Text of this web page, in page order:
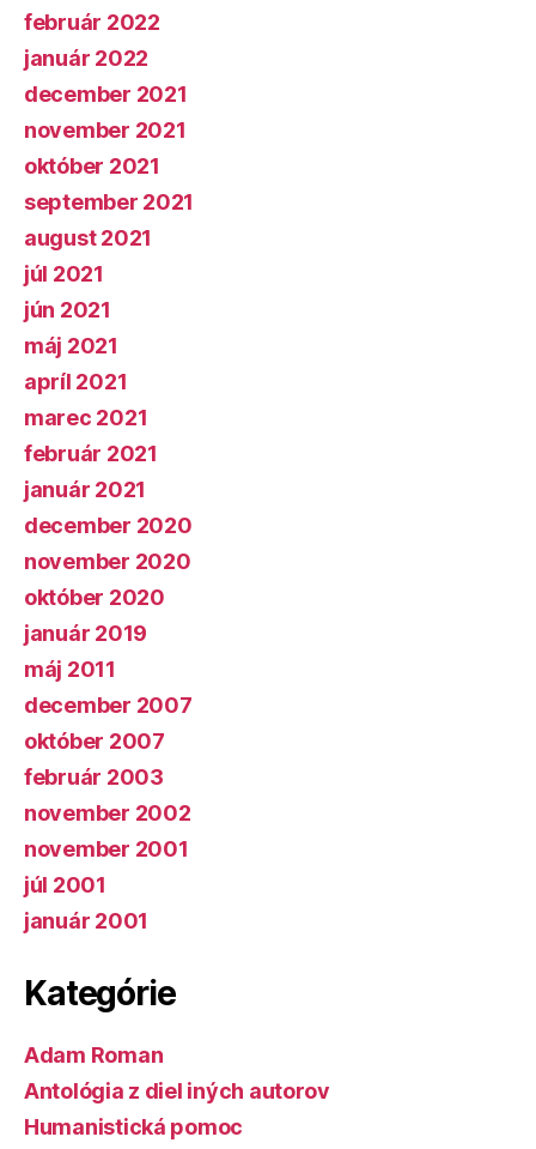
február 2022
január 2022
december 2021
november 2021
október 2021
september 2021
august 2021
júl 2021
jún 2021
máj 2021
apríl 2021
marec 2021
február 2021
január 2021
december 2020
november 2020
október 2020
január 2019
máj 2011
december 2007
október 2007
február 2003
november 2002
november 2001
júl 2001
január 2001
Kategórie
Adam Roman
Antológia z diel iných autorov
Humanistická pomoc